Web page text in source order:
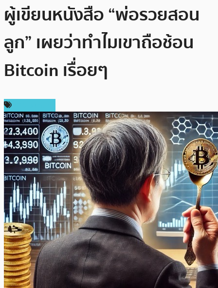
ผู้เขียนหนังสือ “พ่อรวยสอน
ลูก” เผยว่าทำไมเขาถือช้อน
Bitcoin เรื่อยๆ